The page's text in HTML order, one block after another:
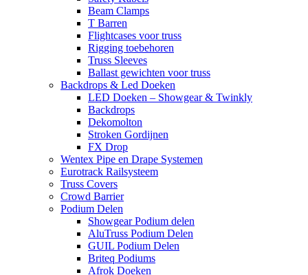
Beam Clamps
T Barren
Flightcases voor truss
Rigging toebehoren
Truss Sleeves
Ballast gewichten voor truss
Backdrops & Led Doeken
LED Doeken – Showgear & Twinkly
Backdrops
Dekomolton
Stroken Gordijnen
FX Drop
Wentex Pipe en Drape Systemen
Eurotrack Railsysteem
Truss Covers
Crowd Barrier
Podium Delen
Showgear Podium delen
AluTruss Podium Delen
GUIL Podium Delen
Briteq Podiums
Afrok Doeken